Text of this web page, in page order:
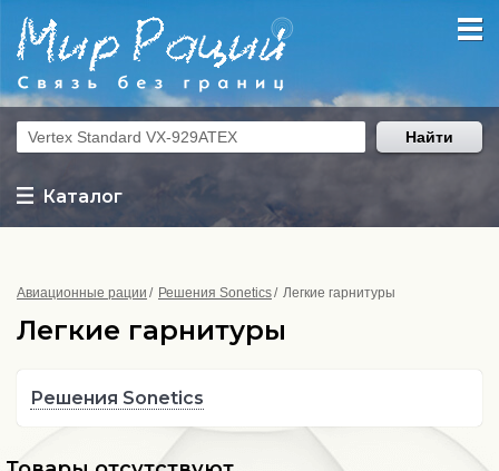
Каталог
Найти
Авиационные рации Решения Sonetics Легкие гарнитуры
Легкие гарнитуры
Решения Sonetics